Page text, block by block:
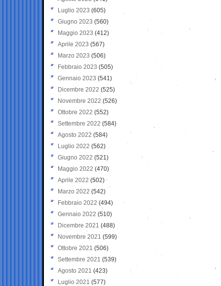
Luglio 2023 (605)
Giugno 2023 (560)
Maggio 2023 (412)
Aprile 2023 (567)
Marzo 2023 (506)
Febbraio 2023 (505)
Gennaio 2023 (541)
Dicembre 2022 (525)
Novembre 2022 (526)
Ottobre 2022 (552)
Settembre 2022 (584)
Agosto 2022 (584)
Luglio 2022 (562)
Giugno 2022 (521)
Maggio 2022 (470)
Aprile 2022 (502)
Marzo 2022 (542)
Febbraio 2022 (494)
Gennaio 2022 (510)
Dicembre 2021 (488)
Novembre 2021 (599)
Ottobre 2021 (506)
Settembre 2021 (539)
Agosto 2021 (423)
Luglio 2021 (577)